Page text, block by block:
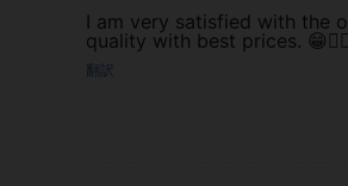
I am very satisfied with the
quality with best prices.
翻訳